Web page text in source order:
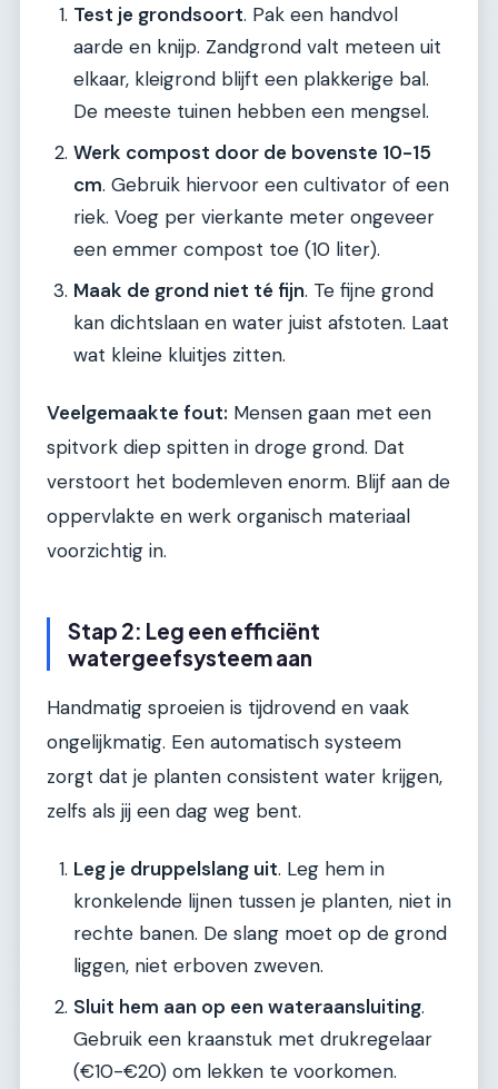
Test je grondsoort. Pak een handvol
aarde en knijp. Zandgrond valt meteen uit
elkaar, kleigrond blijft een plakkerige bal.
De meeste tuinen hebben een mengsel.
Werk compost door de bovenste 10-15
cm. Gebruik hiervoor een cultivator of een
riek. Voeg per vierkante meter ongeveer
een emmer compost toe (10 liter).
Maak de grond niet té fijn. Te fijne grond
kan dichtslaan en water juist afstoten. Laat
wat kleine kluitjes zitten.
Veelgemaakte fout: Mensen gaan met een
spitvork diep spitten in droge grond. Dat
verstoort het bodemleven enorm. Blijf aan de
oppervlakte en werk organisch materiaal
voorzichtig in.
Stap 2: Leg een efficiënt
watergeefsysteem aan
Handmatig sproeien is tijdrovend en vaak
ongelijkmatig. Een automatisch systeem
zorgt dat je planten consistent water krijgen,
zelfs als jij een dag weg bent.
Leg je druppelslang uit. Leg hem in
kronkelende lijnen tussen je planten, niet in
rechte banen. De slang moet op de grond
liggen, niet erboven zweven.
Sluit hem aan op een wateraansluiting.
Gebruik een kraanstuk met drukregelaar
(€10-€20) om lekken te voorkomen.